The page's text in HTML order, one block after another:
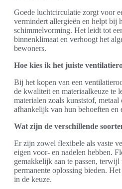
Goede luchtcirculatie zorgt voor
vermindert allergieën en helpt bij
schimmelvorming. Het leidt tot
binnenklimaat en verhoogt het
bewoners.
Hoe kies ik het juiste
Bij het kopen van een
de kwaliteit en materiaalkeuze te
materialen zoals kunststof,
afhankelijk van hun behoeften en
Wat zijn de verschillende
Er zijn zowel flexibele als vaste
eigen voor- en nadelen hebben.
gemakkelijk aan te passen, terwijl
permanente oplossing bieden.
in de keuze.